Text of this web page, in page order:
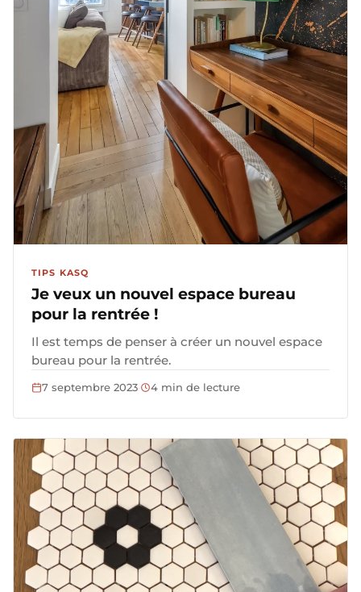
TIPS KASQ
Je veux un nouvel espace bureau
pour la rentrée !
Il est temps de penser à créer un nouvel espace
bureau pour la rentrée.
7 septembre 2023· 4 min de lecture